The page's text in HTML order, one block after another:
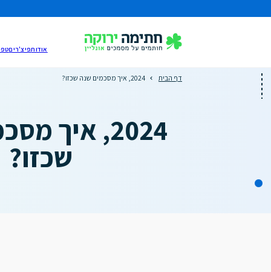
אודותפיצ'רים
דף הבית 2024, איך מסכמים שנה שכזו?
2024, איך
שכזו?